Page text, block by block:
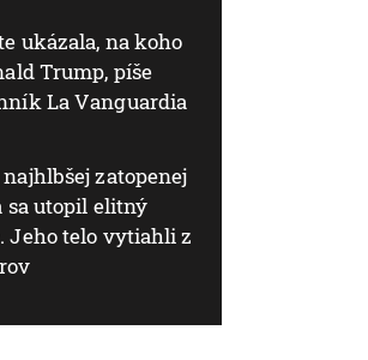
ukázala, na koho
Trump, píše
La Vanguardia
zatopenej
sa utopil elitný
Jeho telo vytiahli z